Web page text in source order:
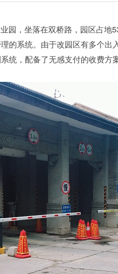
园，坐落在双桥路，园区占
的系统。由于改园区有多个出
统，配备了无感支付的收费方